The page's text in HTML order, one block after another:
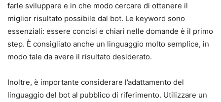
farle sviluppare e in che modo cercare di ottenere il
miglior risultato possibile dal bot. Le keyword sono
essenziali: essere concisi e chiari nelle domande è il primo
step. È consigliato anche un linguaggio molto semplice, in
modo tale da avere il risultato desiderato.
Inoltre, è importante considerare l’adattamento del
linguaggio del bot al pubblico di riferimento. Utilizzare un